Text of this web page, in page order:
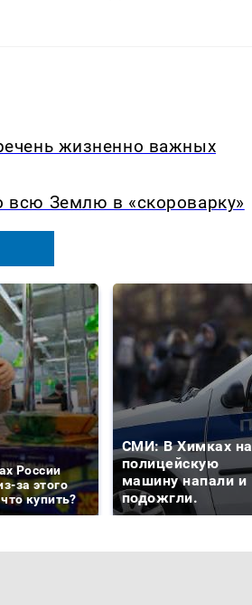
жизненно важных
всю Землю в «скороварку»
России
за этого
купить?
СМИ: В Химках на
полицейскую
машину напали и
подожгли.